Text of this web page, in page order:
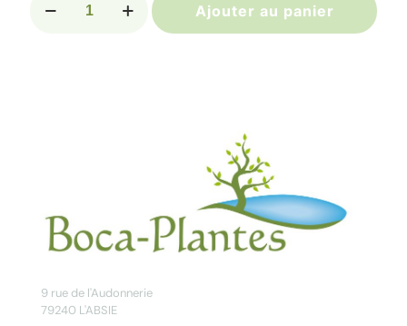
Ajouter au panier
9 rue de l'Audonnerie
79240 L'ABSIE